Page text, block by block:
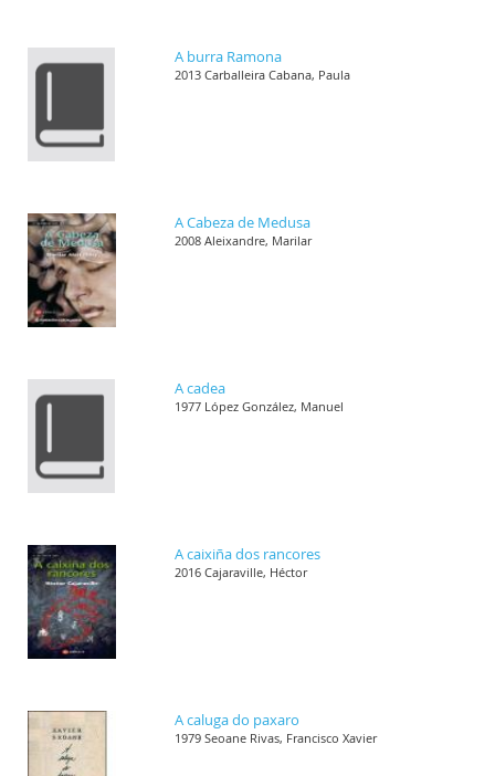
A burra Ramona
2013 Carballeira Cabana, Paula
A Cabeza de Medusa
2008 Aleixandre, Marilar
A cadea
1977 López González, Manuel
A caixiña dos rancores
2016 Cajaraville, Héctor
A caluga do paxaro
1979 Seoane Rivas, Francisco Xavier